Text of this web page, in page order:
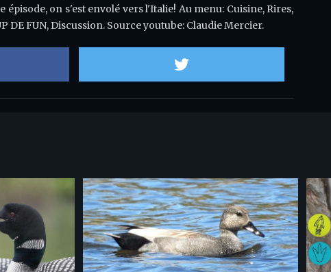
on s'est envolé vers l'Italie! Au menu: Cuisine, Rires,
DE FUN, Discussion. Source youtube: Claudie Mercier.